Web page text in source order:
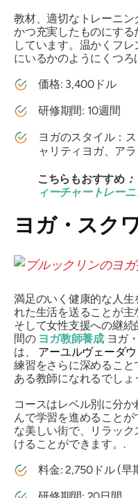
教材、適切なトレーニ
かつ充実したものにす
しています。温かくフ
にいるかのようにくつろ
価格: 3,400ドル
研修期間: 10週間
ヨガのスタイル：
ャリティヨガ、ア
こちらもおすすめ：
ィーチャートレー
ヨガ・スク
満足のいく健康的な人
れた生活を送ることが主
そして女性支援への継
間の ヨガ教師養成ヨガ
は、 アーユルヴェーダ
練習をさらに深めるこ
ある教師になれるでしょ
コースはレベル別に分
んで学習を進めること
な美しい街で、リラッ
けることができます。.
料金: 2,750ドル (早